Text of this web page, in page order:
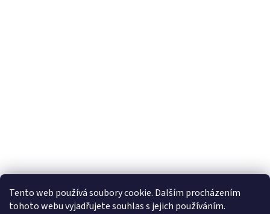
Tento web používá soubory cookie. Dalším procházením
tohoto webu vyjadřujete souhlas s jejich používáním.